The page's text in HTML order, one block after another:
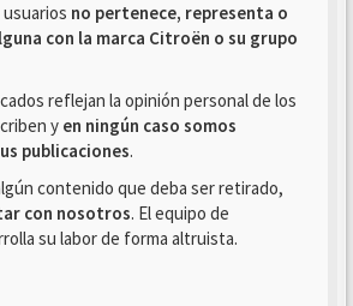
no pertenece, representa o
con la marca Citroën o su grupo
reflejan la opinión personal de los
y en ningún caso somos
publicaciones.
contenido que deba ser retirado,
con nosotros. El equipo de
su labor de forma altruista.